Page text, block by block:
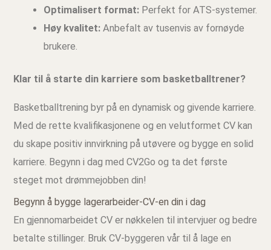
Optimalisert format:Perfekt for ATS-systemer.
Høy kvalitet:Anbefalt av tusenvis av fornøyde
brukere.
Klar til å starte din karriere som basketballtrener?
Basketballtrening byr på en dynamisk og givende karriere.
Med de rette kvalifikasjonene og en velutformet CV kan
du skape positiv innvirkning på utøvere og bygge en solid
karriere. Begynn i dag med CV2Go og ta det første
steget mot drømmejobben din!
Begynn å bygge lagerarbeider‑CV‑en din i dag
En gjennomarbeidet CV er nøkkelen til intervjuer og bedre
betalte stillinger. Bruk CV‑byggeren vår til å lage en